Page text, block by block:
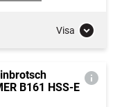
Visa
B161 HSS-E